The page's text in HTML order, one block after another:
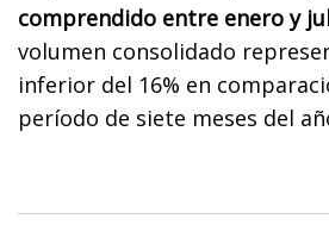
comprendido entre enero y
volumen consolidado
inferior del 16% en
período de siete meses del